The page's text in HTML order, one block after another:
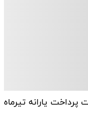
پرداخت یارانه تیرماه